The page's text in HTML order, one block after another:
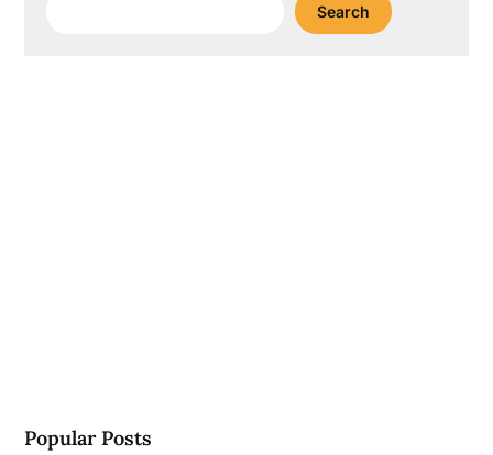
Search
Popular Posts